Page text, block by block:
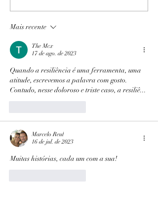
Mais recente
The Mcx
17 de ago. de 2023
Quando a resiliência é uma ferramenta, uma
atitude, escrevemos a palavra com gosto.
Contudo, nesse doloroso e triste caso, a resiliê...
Marcelo Reul
16 de jul. de 2023
Muitas histórias, cada um com a sua!